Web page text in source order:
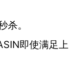
。
即使满足上